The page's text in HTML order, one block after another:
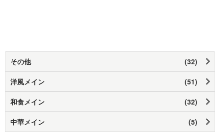
その他 (32)
洋風メイン (51)
和食メイン (32)
中華メイン (5)